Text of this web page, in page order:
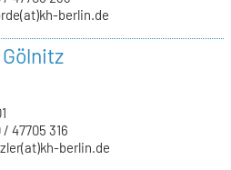
berlin.de
/ 47705 316
berlin.de